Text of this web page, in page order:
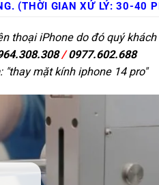
(THỜI GIAN XỬ LÝ: 30-40
thoại iPhone do đó quý
/0977.602.688
"thay mặt kính iphone 14 pro"